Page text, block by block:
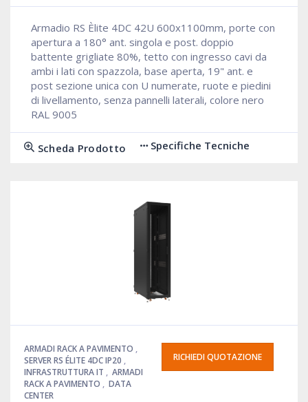
Armadio RS Èlite 4DC 42U 600x1100mm, porte con
apertura a 180° ant. singola e post. doppio
battente grigliate 80%, tetto con ingresso cavi da
ambi i lati con spazzola, base aperta, 19" ant. e
post sezione unica con U numerate, ruote e piedini
di livellamento, senza pannelli laterali, colore nero
RAL 9005
Scheda Prodotto Specifiche Tecniche
ARMADI RACK A PAVIMENTO ,
SERVER RS ÉLITE 4DC IP20 ,
INFRASTRUTTURA IT , ARMADI
RACK A PAVIMENTO , DATA
CENTER
RICHIEDI QUOTAZIONE